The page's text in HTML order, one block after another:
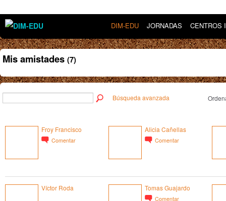
DIM-EDU JORNADAS CENTROS
Mis amistades (7)
Búsqueda avanzada
Froy Francisco
Comentar
Alicia Cañellas
Comentar
Víctor Roda Tomas Guajardo
Comentar